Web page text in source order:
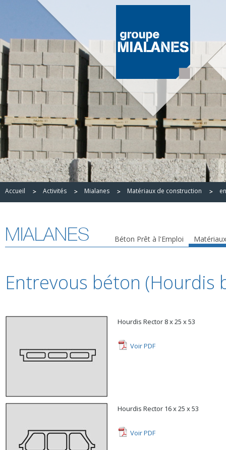
Accueil Activités Mialanes Matériaux de construction
MIALANES Béton Prêt à l'Emploi
Entrevous béton (Hourdis
Hourdis Rector 8 x 25 x 53
Voir PDF
Hourdis Rector 16 x 25 x 53
Voir PDF